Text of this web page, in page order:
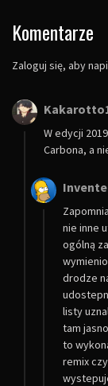
Komentarze
Zaloguj się, aby
W edycji
Carbona, a
nie inne
ogólną
drodze
listy
tam
to
remix